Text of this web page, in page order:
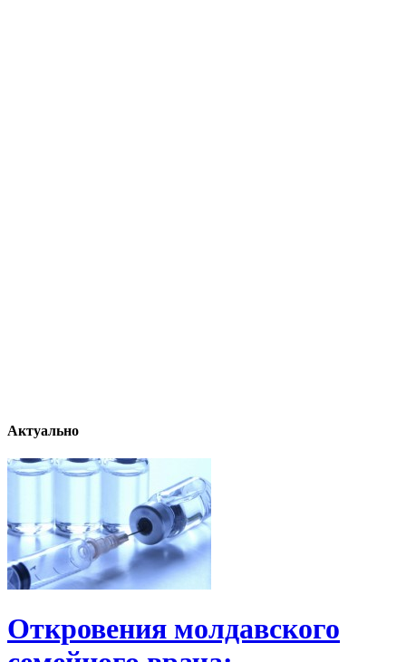
Актуально
Откровения молдавского